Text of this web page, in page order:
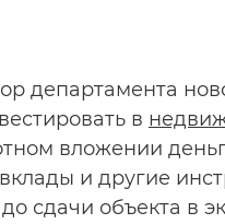
департамента
в
вложении
и другие
сдачи объекта в